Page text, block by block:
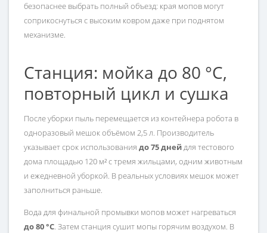
безопаснее выбрать полный объезд: края мопов могут
соприкоснуться с высоким ковром даже при поднятом
механизме.
Станция: мойка до 80 °C,
повторный цикл и сушка
После уборки пыль перемещается из контейнера робота в
одноразовый мешок объёмом 2,5 л. Производитель
указывает срок использования до 75 днейдля тестового
дома площадью 120 м² с тремя жильцами, одним животным
и ежедневной уборкой. В реальных условиях мешок может
заполниться раньше.
Вода для финальной промывки мопов может нагреваться
до 80 °C. Затем станция сушит мопы горячим воздухом. В